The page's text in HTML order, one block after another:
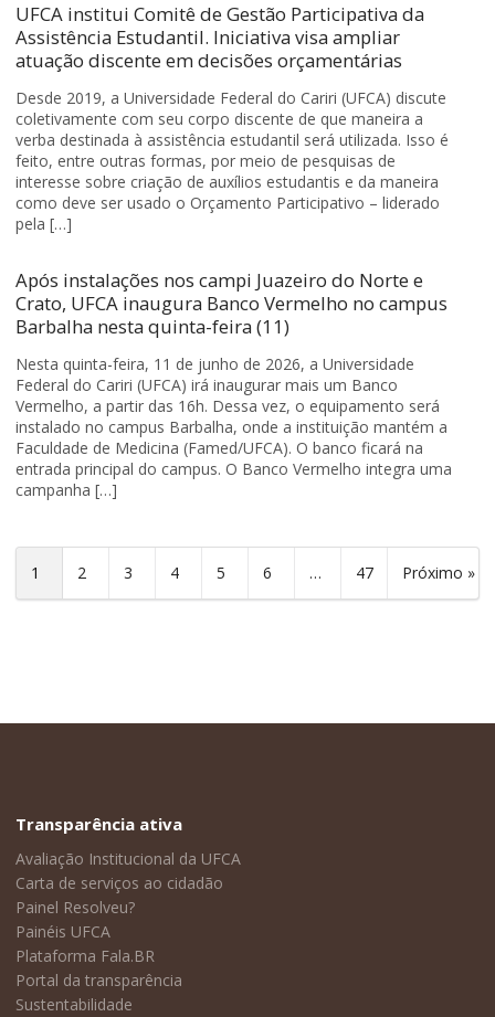
UFCA institui Comitê de Gestão Participativa da
Assistência Estudantil. Iniciativa visa ampliar
atuação discente em decisões orçamentárias
Desde 2019, a Universidade Federal do Cariri (UFCA) discute
coletivamente com seu corpo discente de que maneira a
verba destinada à assistência estudantil será utilizada. Isso é
feito, entre outras formas, por meio de pesquisas de
interesse sobre criação de auxílios estudantis e da maneira
como deve ser usado o Orçamento Participativo – liderado
pela […]
Após instalações nos campi Juazeiro do Norte e
Crato, UFCA inaugura Banco Vermelho no campus
Barbalha nesta quinta-feira (11)
Nesta quinta-feira, 11 de junho de 2026, a Universidade
Federal do Cariri (UFCA) irá inaugurar mais um Banco
Vermelho, a partir das 16h. Dessa vez, o equipamento será
instalado no campus Barbalha, onde a instituição mantém a
Faculdade de Medicina (Famed/UFCA). O banco ficará na
entrada principal do campus. O Banco Vermelho integra uma
campanha […]
1 2 3 4 5 6 … 47 Próximo »
Transparência ativa
Avaliação Institucional da UFCA
Carta de serviços ao cidadão
Painel Resolveu?
Painéis UFCA
Plataforma Fala.BR
Portal da transparência
Sustentabilidade